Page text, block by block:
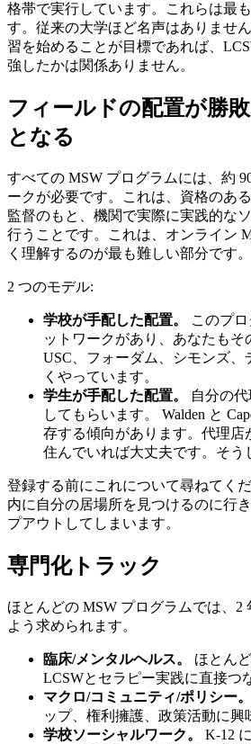
格帯で実行しています。これらは最
す。従来の大学ほど名声はありませ
習を始めることが目標であれば、
強したかは関係ありません。
フィールドの配置が勝
となる
すべての MSW プログラムには、約
ークが必要です。これは、資格のあ
監督のもと、機関で実際に実践的な
行うことです。これは、オンライン
く理解するのが最も難しい部分です。
2 つのモデル:
学校が手配した配置。
このプ
ットワークがあり、あなたもそ
USC、フォーダム、シモンズ、
くやっています。
学生が手配した配置。
自分の
してもらいます。 Walden と
存する傾向があります。代理店
住んでいれば大丈夫です。そう
登録する前にこれについて尋ねてく
内に自分の居場所を見つけるのに行
プアウトしてしまいます。
専門化トラック
ほとんどの MSW プログラムでは、2
よう求められます。
臨床/メンタルヘルス。
ほとん
LCSWとセラピー実践に直接つ
マクロ/コミュニティ/ポリシー。
ップ、権利擁護、政策活動に興
学校ソーシャルワーク。
K-12